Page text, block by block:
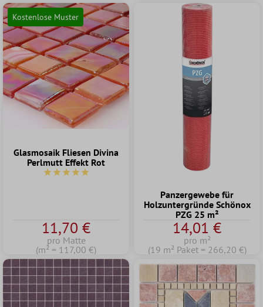
Kostenlose Muster
Glasmosaik Fliesen Divina
Perlmutt Effekt Rot
Durchschnittliche Bewertung von 5 von 5 Sternen
11,70 €
pro Matte
(m² = 117,00 €)
Panzergewebe für
Holzuntergründe Schönox
PZG 25 m²
14,01 €
pro m²
(19 m² Paket = 266,20 €)